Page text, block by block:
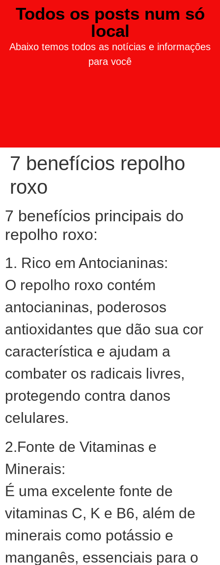
Todos os posts num só
local
Abaixo temos todos as notícias e informações
para você
7 benefícios repolho
roxo
7 benefícios principais do
repolho roxo:
1. Rico em Antocianinas:
O repolho roxo contém
antocianinas, poderosos
antioxidantes que dão sua cor
característica e ajudam a
combater os radicais livres,
protegendo contra danos
celulares.
2.Fonte de Vitaminas e
Minerais:
É uma excelente fonte de
vitaminas C, K e B6, além de
minerais como potássio e
manganês, essenciais para o